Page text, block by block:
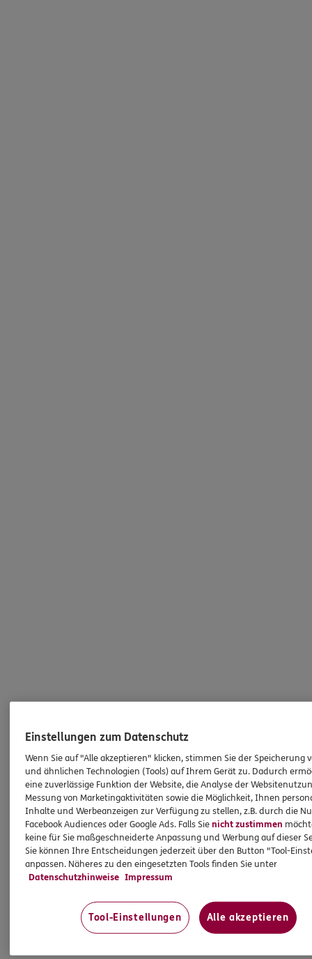
Einstellungen zum Datenschutz
Wenn Sie auf "Alle akzeptieren" klicken, stimmen Sie der Speicherung
und ähnlichen Technologien (Tools) auf Ihrem Gerät zu. Dadurch
eine zuverlässige Funktion der Website, die Analyse der
Messung von Marketingaktivitäten sowie die Möglichkeit, Ihnen
Inhalte und Werbeanzeigen zur Verfügung zu stellen, z.B. durch die
Facebook Audiences oder Google Ads. Falls Sienicht zustimmen
keine für Sie maßgeschneiderte Anpassung und Werbung auf dieser
Sie können Ihre Entscheidungen jederzeit über den Button "Tool-
anpassen. Näheres zu den eingesetzten Tools finden Sie unter
Datenschutzhinweise Impressum
Tool-Einstellungen Alle akzeptieren